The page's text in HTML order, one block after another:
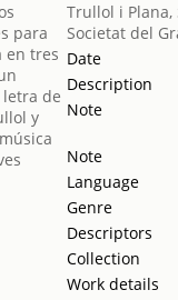
Trullol i Plana,
Societat del
Date
Description
Note
Note
Language
Genre
Descriptors
Collection
Work details